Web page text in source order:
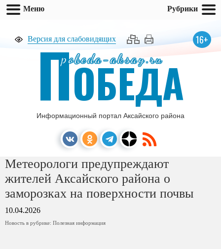
Версия для слабовидящих 16+
pobeda-aksay.ru
ПОБЕДА
Информационный портал Аксайского района
Метеорологи предупреждают
жителей Аксайского района о
заморозках на поверхности почвы
10.04.2026
Новость в рубрике: Полезная информация
Меню Рубрики